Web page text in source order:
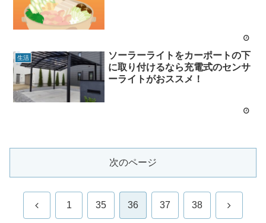
生活
ソーラーライトをカーポートの下
に取り付けるなら充電式のセンサ
ーライトがおススメ！
次のページ
前 1 35 36 37 38 次